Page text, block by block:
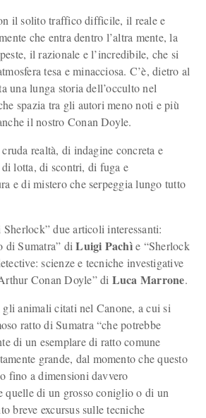
il solito traffico difficile, il reale e
che entra dentro l’altra mente, la
il razionale e l’incredibile, che si
tesa e minacciosa. C’è, dietro al
una lunga storia dell’occulto nel
spazia tra gli autori meno noti e più
il nostro Conan Doyle.
realtà, di indagine concreta e
lotta, di scontri, di fuga e
e di mistero che serpeggia lungo tutto
due articoli interessanti:
di Sumatra” diLuigi Pachìe “Sherlock
scienze e tecniche investigative
Conan Doyle” di Luca Marrone.
animali citati nel Canone, a cui si
ratto di Sumatra “che potrebbe
di un esemplare di ratto comune
grande, dal momento che questo
fino a dimensioni davvero
quelle di un grosso coniglio o di un
breve excursus sulle tecniche